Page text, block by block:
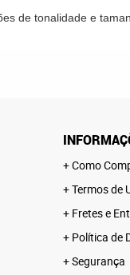
de tonalidade e
Como
Termos de
Fretes e
Política de
Segurança